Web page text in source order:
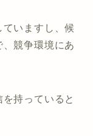
いますし、候
競争環境にあ
持っていると